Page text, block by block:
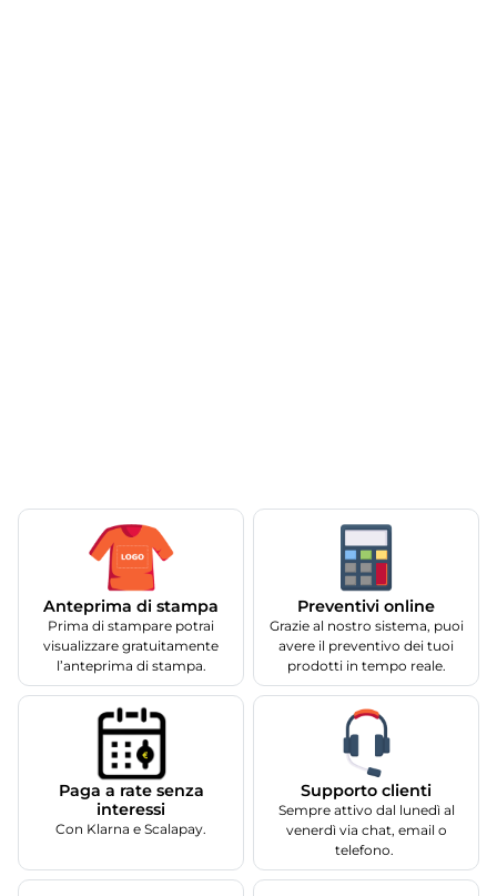
Anteprima di stampa
Prima di stampare potrai
visualizzare gratuitamente
l’anteprima di stampa.
Preventivi online
Grazie al nostro sistema, puoi
avere il preventivo dei tuoi
prodotti in tempo reale.
Paga a rate senza
interessi
Con Klarna e Scalapay.
Supporto clienti
Sempre attivo dal lunedì al
venerdì via chat, email o
telefono.